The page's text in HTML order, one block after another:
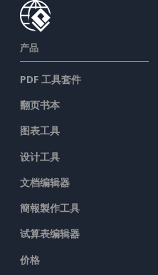
产品
PDF 工具套件
翻页书本
图表工具
设计工具
文档编辑器
簡報製作工具
试算表编辑器
价格